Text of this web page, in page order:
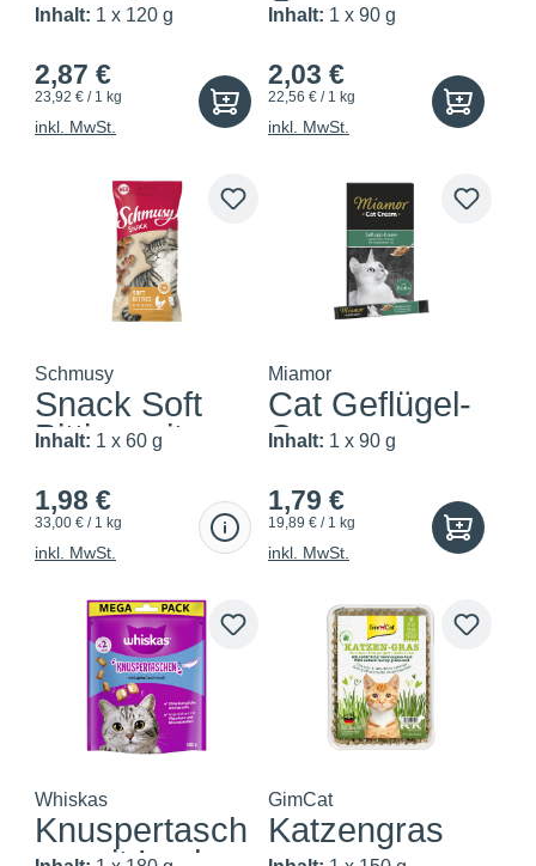
Inhalt: 1 x 120 g
2,87 €
23,92 € / 1 kg
inkl. MwSt.
Creme
Huhn
Inhalt: 1 x 90 g
2,03 €
22,56 € / 1 kg
inkl. MwSt.
Schmusy
Snack Soft
Bitties mit
Inhalt: 1 x 60 g
1,98 €
33,00 € / 1 kg
inkl. MwSt.
Miamor
Cat Geflügel-
Cream
Inhalt: 1 x 90 g
1,79 €
19,89 € / 1 kg
inkl. MwSt.
Whiskas
Knuspertasch
GimCat
Katzengras